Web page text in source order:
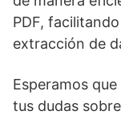
PDF,
extracción de
Esperamos
tus dudas